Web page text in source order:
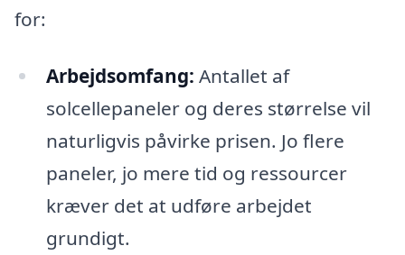
for:
Arbejdsomfang: Antallet af
solcellepaneler og deres størrelse vil
naturligvis påvirke prisen. Jo flere
paneler, jo mere tid og ressourcer
kræver det at udføre arbejdet
grundigt.